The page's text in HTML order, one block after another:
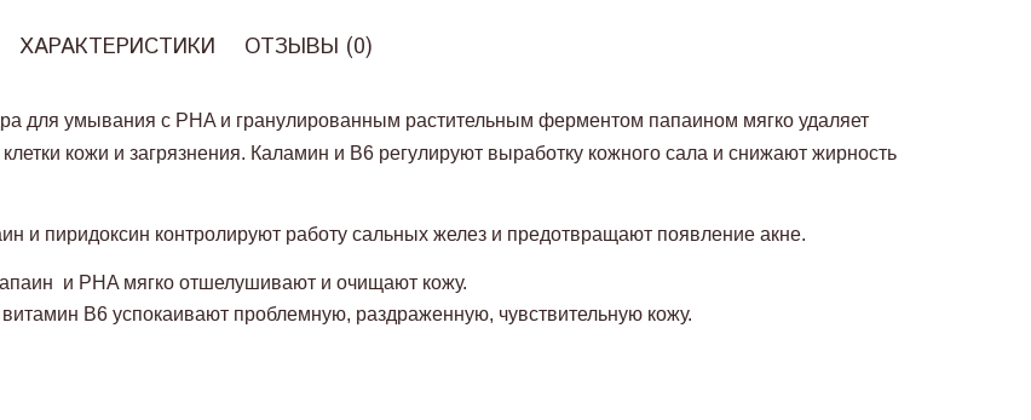
ХАРАКТЕРИСТИКИ ОТЗЫВЫ (0)
для умывания с PHA и гранулированным растительным ферментом папаином мягко удаляет
кожи и загрязнения. Каламин и B6 регулируют выработку кожного сала и снижают жирность
и пиридоксин контролируют работу сальных желез и предотвращают появление акне.
и PHA мягко отшелушивают и очищают кожу.
B6 успокаивают проблемную, раздраженную, чувствительную кожу.